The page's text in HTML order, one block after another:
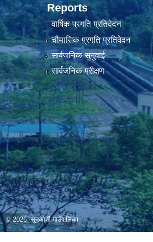
Reports
वार्षिक प्रगति प्रतिवेदन
चौमासिक प्रगति प्रतिवेदन
सार्वजनिक सुनुवाई
सार्वजनिक परीक्षण
© 2026 सुनकोशी गाउँपालिका